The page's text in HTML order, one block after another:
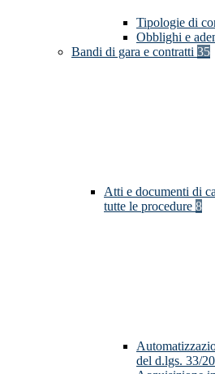
Tipologie di
Obblighi e
Bandi di gara e contratti 35
Atti e documenti di
tutte le procedure 8
del d.lgs. 33/